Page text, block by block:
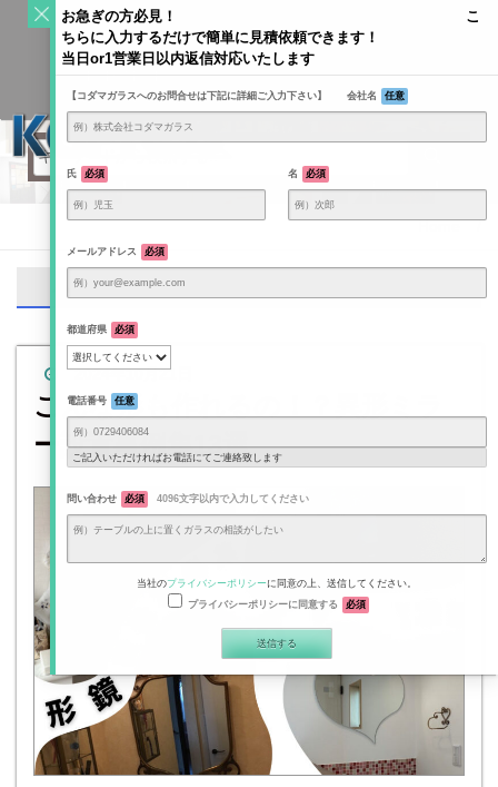
KODAMAGLASS公式ブログ | ガラス情報発信メディア
Home /
ハート形
2024年10月21日
こんな形も作れるの！？異形ミラ
ー設置事例集13選
お急ぎの方必見！ こ
ちらに入力するだけで簡単に見積依頼できます！
当日or1営業日以内返信対応いたします
【コダマガラスへのお問合せは下記に詳細ご入力下さい】 会社名 任意
氏 必須 名 必須
メールアドレス 必須
都道府県 必須
電話番号 任意
ご記入いただければお電話にてご連絡致します
問い合わせ 必須 4096文字以内で入力してください
当社のプライバシーポリシーに同意の上、送信してください。
プライバシーポリシーに同意する
必須